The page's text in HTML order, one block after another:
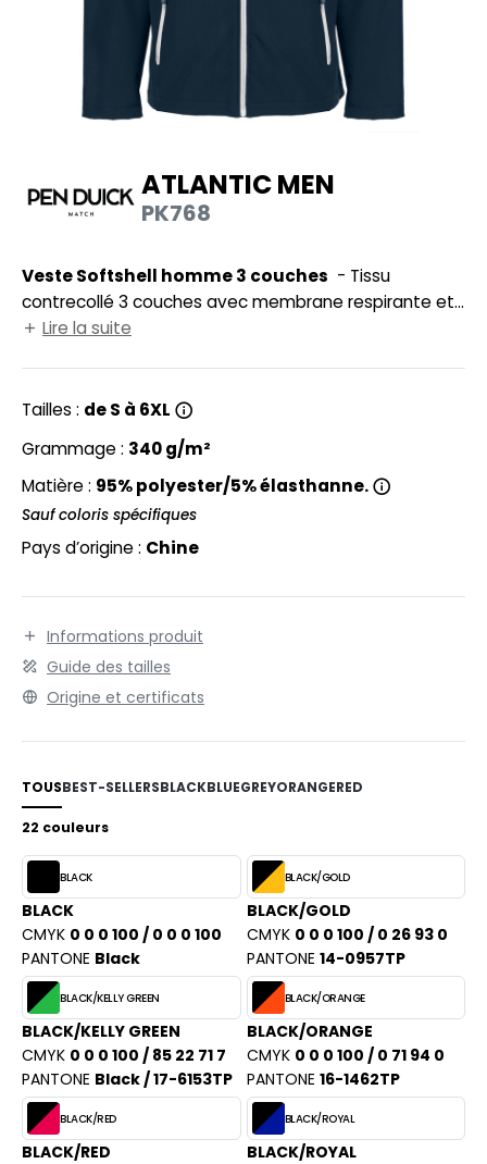
MODULABLES
SHIRT
SHIRT
PROFESSIONNELLE
ATLANTIC MEN
PK768
Veste Softshell homme 3 couches
contrecollé 3 couches avec membrane respirante et
imperméable. Respirant, imperméable, coupe-vent.
Languette Pen Duick détachable sur fermeture Éclair®
800mvp et impermabilité 3000-5000mm.
Lire la suite
Tailles : de S à 6XL
Grammage : 340 g/m²
Matière : 95% polyester/5% élasthanne.
Sauf coloris spécifiques
Pays d’origine : Chine
Informations produit
Guide des tailles
Origine et certificats
TOUSBEST-SELLERSBLACKBLUEGREYORANGERED
22 couleurs
BLACK
BLACK
CMYK 0 0 0 100 / 0 0 0 100
PANTONE Black
BLACK/GOLD
BLACK/GOLD
CMYK 0 0 0 100 / 0 26 93 0
PANTONE 14-0957TP
BLACK/KELLY GREEN
BLACK/KELLY GREEN
CMYK 0 0 0 100 / 85 22 71 7
PANTONE Black / 17-6153TP
BLACK/ORANGE
BLACK/ORANGE
CMYK 0 0 0 100 / 0 71 94 0
PANTONE 16-1462TP
BLACK/RED
BLACK/RED
BLACK/ROYAL
BLACK/ROYAL